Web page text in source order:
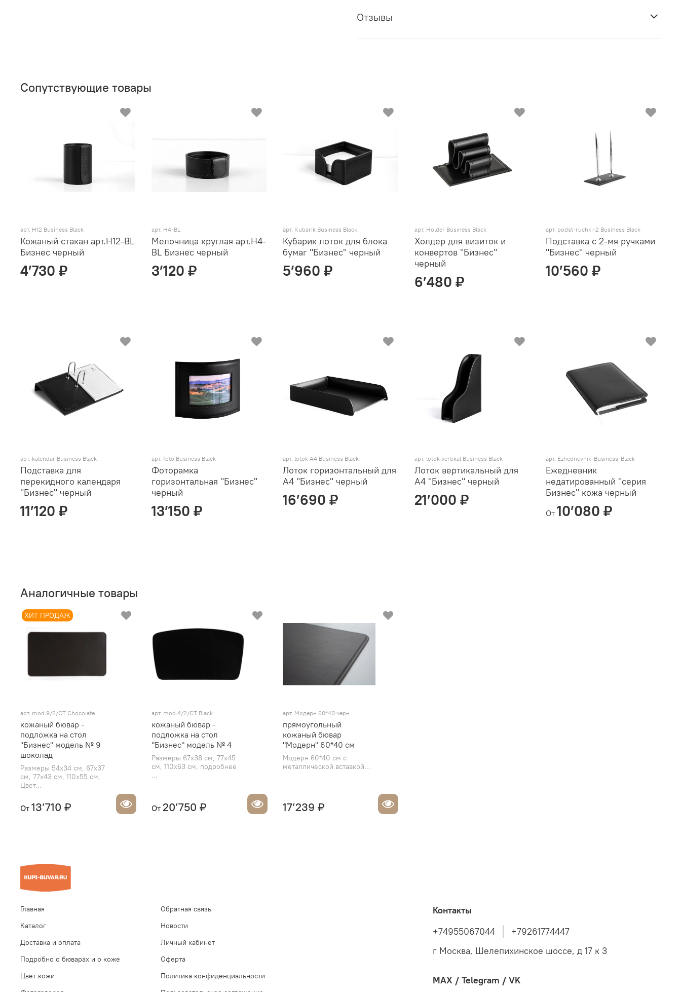
Отзывы
Сопутствующие товары
арт. H12 Business Black
Кожаный стакан арт.Н12-BL
Бизнес черный
4’730 ₽
арт. Н4-BL
Мелочница круглая арт.Н4-
BL Бизнес черный
3’120 ₽
арт. Kubarik Business Black
Кубарик лоток для блока
бумаг "Бизнес" черный
5’960 ₽
арт. Holder Business Black
Холдер для визиток и
конвертов "Бизнес"
черный
6’480 ₽
арт. podst-ruchki-2 Business Black
Подставка с 2-мя ручками
"Бизнес" черный
10’560 ₽
арт. kalendar Business Black
Подставка для
перекидного календаря
"Бизнес" черный
11’120 ₽
арт. foto Business Black
Фоторамка
горизонтальная "Бизнес"
черный
13’150 ₽
арт. lotok A4 Business Black
Лоток горизонтальный для
А4 "Бизнес" черный
16’690 ₽
арт. lotok vertikal Business Black
Лоток вертикальный для
А4 "Бизнес" черный
21’000 ₽
арт. Ezhednevnik-Business-Black
Ежедневник
недатированный "серия
Бизнес" кожа черный
От 10’080 ₽
Аналогичные товары
ХИТ ПРОДАЖ
арт. mod.9/2/СТ Chocolate
кожаный бювар -
подложка на стол
"Бизнес" модель № 9
шоколад
Размеры 54х34 см, 67х37
см, 77х43 см, 110х55 см,
Цвет...
От 13’710 ₽
арт. mod.4/2/СТ Black
кожаный бювар -
подложка на стол
"Бизнес" модель № 4
Размеры 67х38 см, 77х45
см, 110х63 см, подробнее
...
От 20’750 ₽
арт. Модерн 60*40 черн
прямоугольный
кожаный бювар
"Модерн" 60*40 см
Модерн 60*40 см с
металлической вставкой...
17’239 ₽
Главная
Каталог
Доставка и оплата
Подробно о бюварах и о коже
Цвет кожи
Обратная связь
Новости
Личный кабинет
Оферта
Политика конфиденциальности
Контакты
+74955067044
+79261774447
г Москва, Шелепихинское шоссе, д 17 к 3
MAX / Telegram / VK